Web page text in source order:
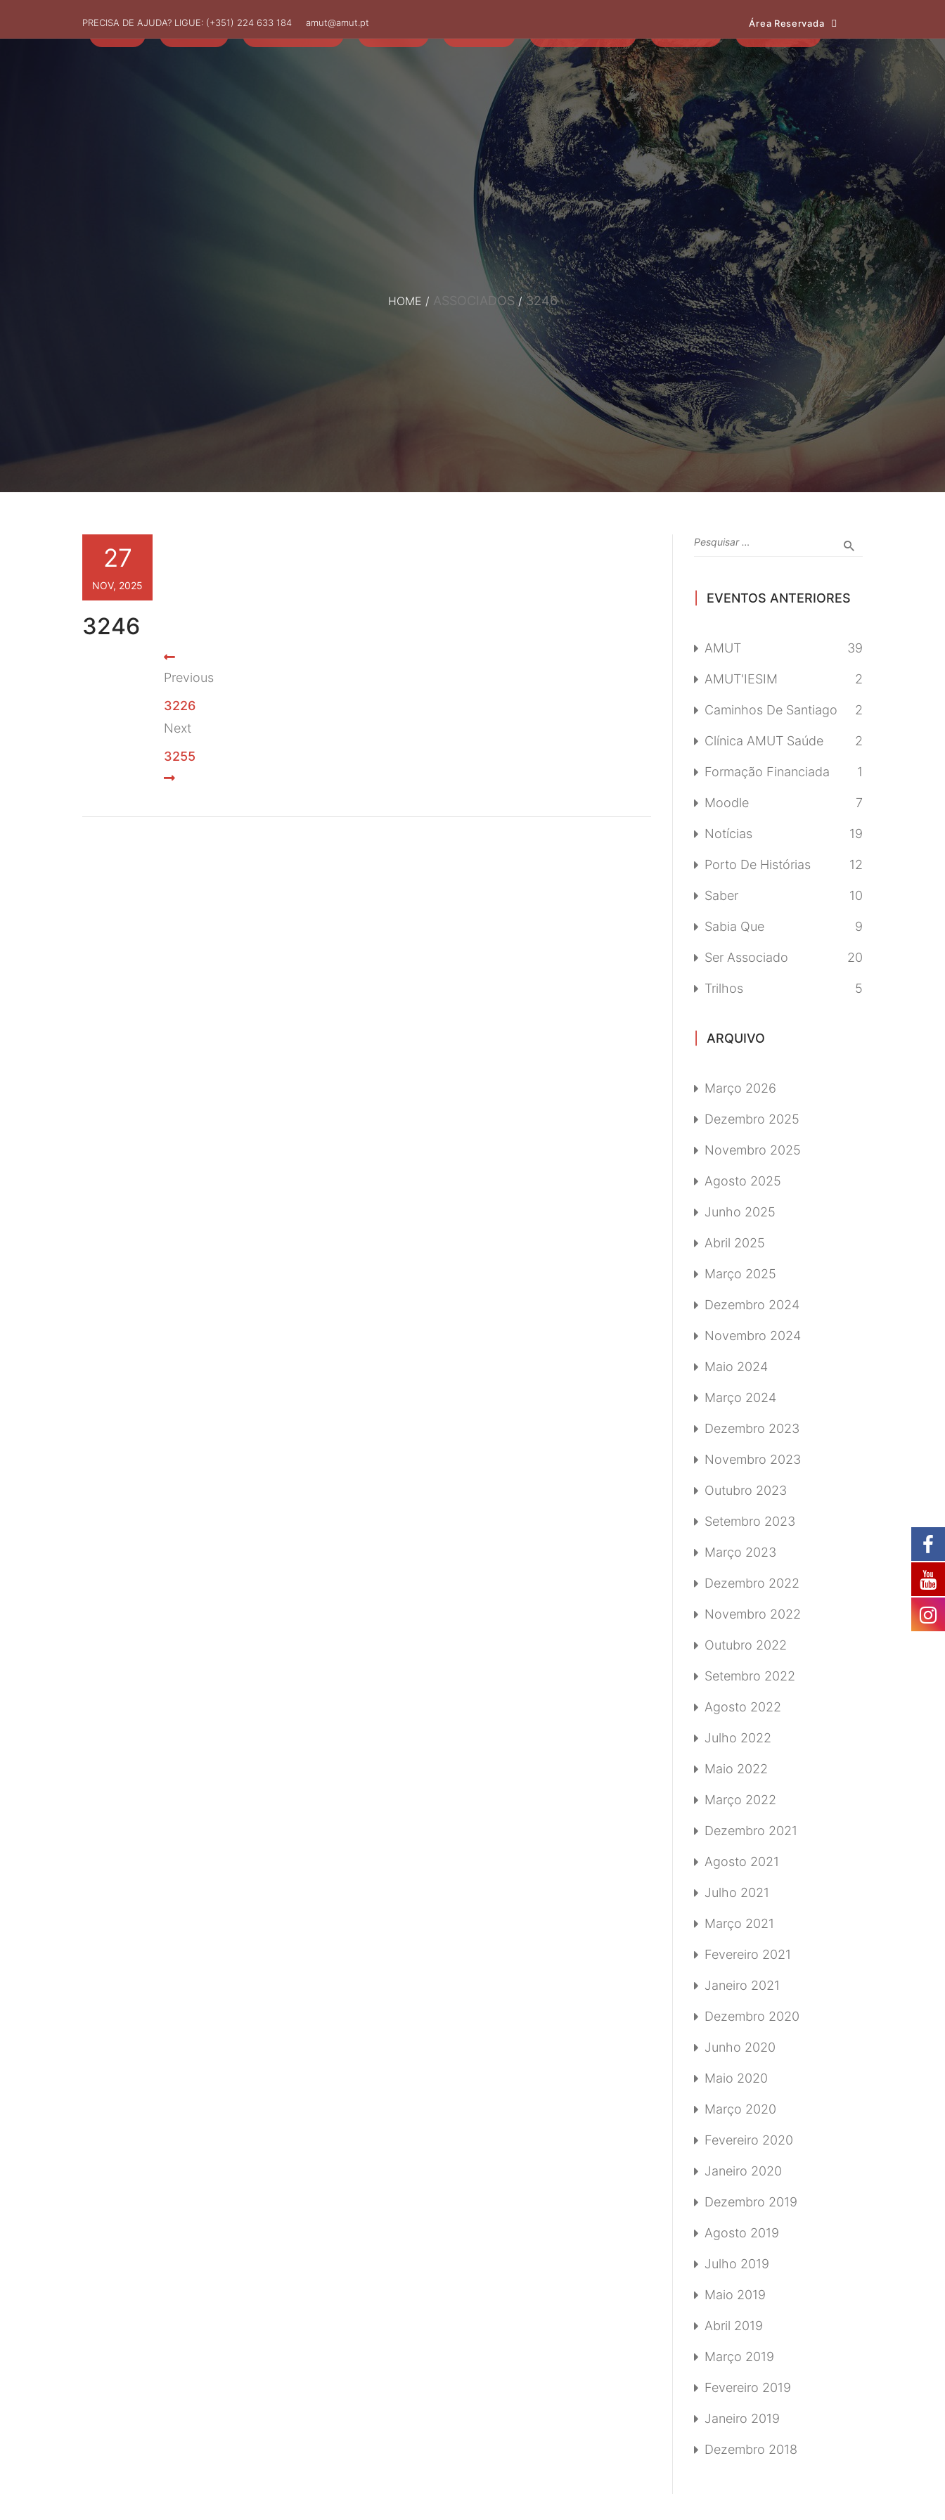
PRECISA DE AJUDA? LIGUE: (+351) 224 633 184 amut@amut.pt
Área Reservada
HOME / ASSOCIADOS / 3246
3246
27
NOV, 2025
Previous
3226
Next
3255
EVENTOS ANTERIORES
AMUT 39
AMUT'IESIM 2
Caminhos De Santiago 2
Clínica AMUT Saúde 2
Formação Financiada 1
Moodle 7
Notícias 19
Porto De Histórias 12
Saber 10
Sabia Que 9
Ser Associado 20
Trilhos 5
ARQUIVO
Março 2026
Dezembro 2025
Novembro 2025
Agosto 2025
Junho 2025
Abril 2025
Março 2025
Dezembro 2024
Novembro 2024
Maio 2024
Março 2024
Dezembro 2023
Novembro 2023
Outubro 2023
Setembro 2023
Março 2023
Dezembro 2022
Novembro 2022
Outubro 2022
Setembro 2022
Agosto 2022
Julho 2022
Maio 2022
Março 2022
Dezembro 2021
Agosto 2021
Julho 2021
Março 2021
Fevereiro 2021
Janeiro 2021
Dezembro 2020
Junho 2020
Maio 2020
Março 2020
Fevereiro 2020
Janeiro 2020
Dezembro 2019
Agosto 2019
Julho 2019
Maio 2019
Abril 2019
Março 2019
Fevereiro 2019
Janeiro 2019
Dezembro 2018